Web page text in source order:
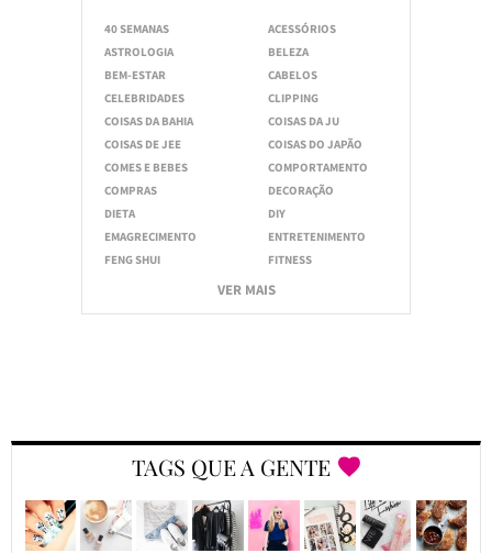
40 SEMANAS
ACESSÓRIOS
ASTROLOGIA
BELEZA
BEM-ESTAR
CABELOS
CELEBRIDADES
CLIPPING
COISAS DA BAHIA
COISAS DA JU
COISAS DE JEE
COISAS DO JAPÃO
COMES E BEBES
COMPORTAMENTO
COMPRAS
DECORAÇÃO
DIETA
DIY
EMAGRECIMENTO
ENTRETENIMENTO
FENG SHUI
FITNESS
VER MAIS
TAGS QUE A GENTE